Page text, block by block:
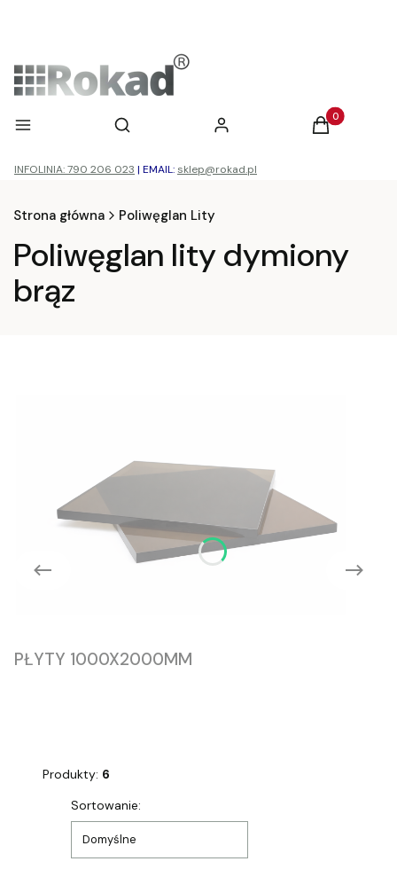
Menu Otwórz wyszukiwarkę
Szukaj Zaloguj się Produkty w
Koszyk
INFOLINIA: 790 206 023 | EMAIL: sklep@rokad.pl
Strona główna Poliwęglan Lity
Poliwęglan lity dymiony
brąz
PŁYTY 1000X2000MM
Produkty: 6
Lista produktów
Sortowanie:
Domyślne